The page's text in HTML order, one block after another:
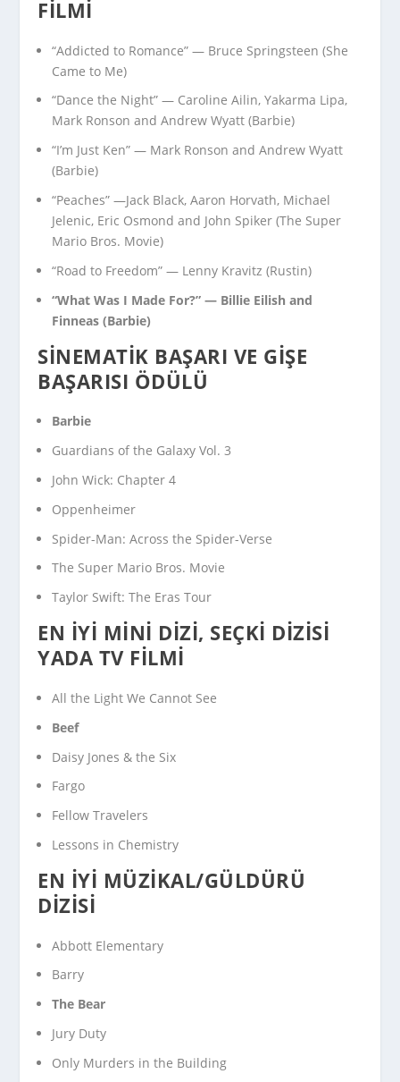
FILMI
“Addicted to Romance” — Bruce Springsteen (She
Came to Me)
“Dance the Night” — Caroline Ailin, Yakarma Lipa,
Mark Ronson and Andrew Wyatt (Barbie)
“I’m Just Ken” — Mark Ronson and Andrew Wyatt
(Barbie)
“Peaches” —Jack Black, Aaron Horvath, Michael
Jelenic, Eric Osmond and John Spiker (The Super
Mario Bros. Movie)
“Road to Freedom” — Lenny Kravitz (Rustin)
“What Was I Made For?” — Billie Eilish and
Finneas (Barbie)
SINEMATIK BAŞARI VE GIŞE
BAŞARISI ÖDÜLÜ
Barbie
Guardians of the Galaxy Vol. 3
John Wick: Chapter 4
Oppenheimer
Spider-Man: Across the Spider-Verse
The Super Mario Bros. Movie
Taylor Swift: The Eras Tour
EN İYI MINI DIZI, SEÇKI DIZISI
YADA TV FILMI
All the Light We Cannot See
Beef
Daisy Jones & the Six
Fargo
Fellow Travelers
Lessons in Chemistry
EN İYI MÜZIKAL/GÜLDÜRÜ
DIZISI
Abbott Elementary
Barry
The Bear
Jury Duty
Only Murders in the Building